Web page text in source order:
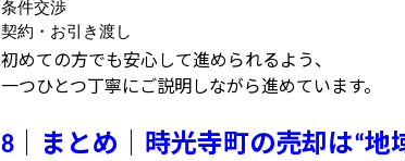
条件交渉
契約・お引き渡し
初めての方でも安心して進められるよう、
一つひとつ丁寧にご説明しながら進めています。
8 ｜まとめ｜時光寺町の売却は“地